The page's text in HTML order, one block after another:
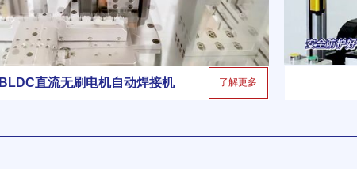
了解更多
BLDC直流无刷电机自动焊接机